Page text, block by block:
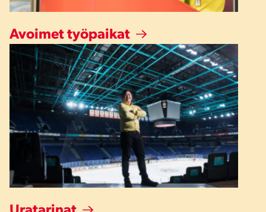
Avoimet työpaikat